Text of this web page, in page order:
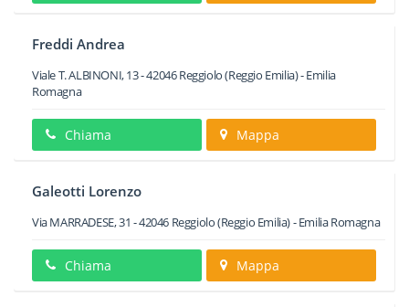
Freddi Andrea
Viale T. ALBINONI, 13-42046Reggiolo(Reggio Emilia) -Emilia
Romagna
Chiama Mappa
Galeotti Lorenzo
Via MARRADESE, 31 -42046 Reggiolo(Reggio Emilia) -Emilia Romagna
Chiama Mappa